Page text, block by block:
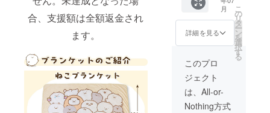
合、支援額は全額返金され
ます。
ンケッ
ト ・ぷ
に缶 ・
キャン
バス
ポーチ
・マグ
カップ
・直筆
ミニ色
紙 ●30
月
詳細を見る
こ
の
リ
タ
ー
ン
を
選
択
す
る
このプロ
ジェクト
は、All-or-
Nothing方式